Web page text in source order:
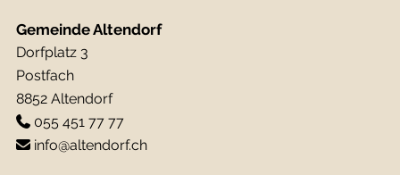
Gemeinde Altendorf
Dorfplatz 3
Postfach
8852 Altendorf
055 451 77 77
info@altendorf.ch